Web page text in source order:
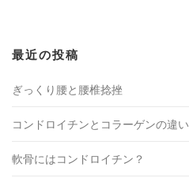
最近の投稿
ぎっくり腰と腰椎捻挫
コンドロイチンとコラーゲンの違い
軟骨にはコンドロイチン？